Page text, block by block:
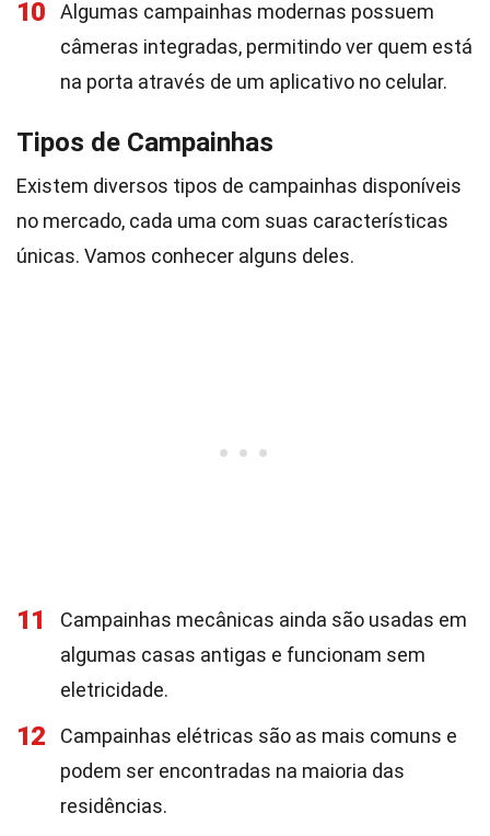
10
Algumas campainhas modernas possuem
câmeras integradas, permitindo ver quem está
na porta através de um aplicativo no celular.
Tipos de Campainhas
Existem diversos tipos de campainhas disponíveis
no mercado, cada uma com suas características
únicas. Vamos conhecer alguns deles.
11
Campainhas mecânicas ainda são usadas em
algumas casas antigas e funcionam sem
eletricidade.
12
Campainhas elétricas são as mais comuns e
podem ser encontradas na maioria das
residências.